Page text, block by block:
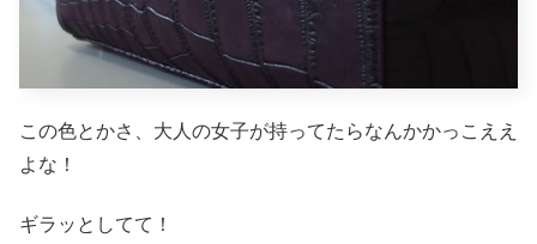
この色とかさ、大人の女子が持ってたらなんかかっこええ
よな！
ギラッとしてて！